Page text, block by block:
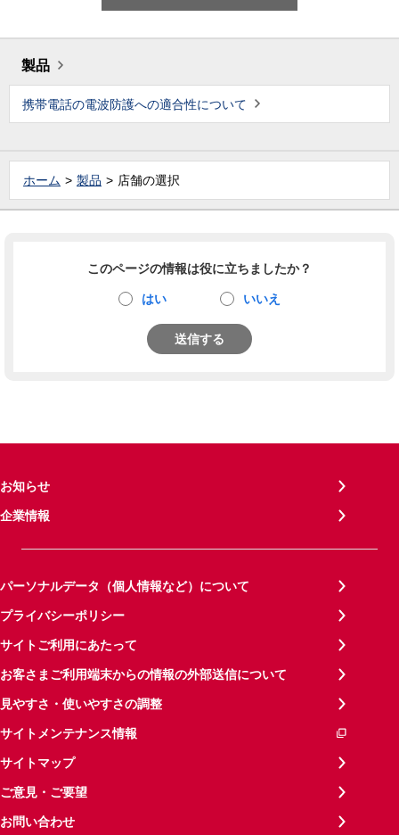
製品
携帯電話の電波防護への適合性について
ホーム 製品 店舗の選択
このページの情報は役に立ちましたか？
はい いいえ
送信する
お知らせ
企業情報
パーソナルデータ（個人情報など）について
プライバシーポリシー
サイトご利用にあたって
お客さまご利用端末からの情報の外部送信について
見やすさ・使いやすさの調整
サイトメンテナンス情報
サイトマップ
ご意見・ご要望
お問い合わせ